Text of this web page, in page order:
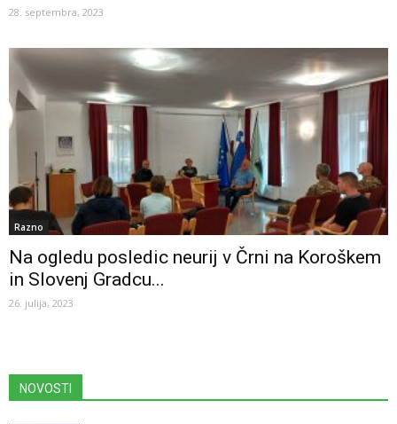
28. septembra, 2023
Razno
Na ogledu posledic neurij v Črni na Koroškem
in Slovenj Gradcu...
26. julija, 2023
NOVOSTI